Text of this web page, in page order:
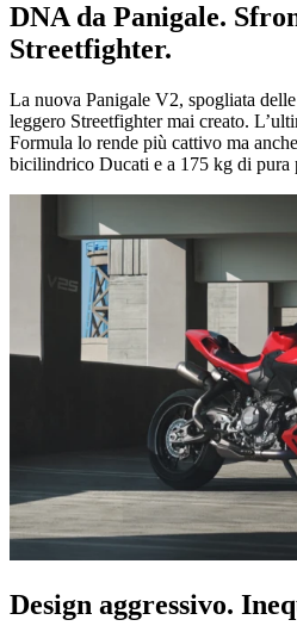
DNA da Panigale.
Streetfighter.
La nuova Panigale V2, spogliata
leggero Streetfighter mai creato.
Formula lo rende più cattivo ma
bicilindrico Ducati e a 175 kg di pura
Design aggressivo.